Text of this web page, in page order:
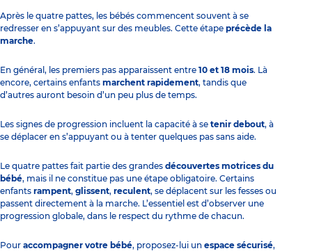
Après le quatre pattes, les bébés commencent souvent à se
redresser en s’appuyant sur des meubles. Cette étape précède la
marche.
En général, les premiers pas apparaissent entre 10 et 18 mois. Là
encore, certains enfants marchent rapidement, tandis que
d’autres auront besoin d’un peu plus de temps.
Les signes de progression incluent la capacité à se tenir debout, à
se déplacer en s’appuyant ou à tenter quelques pas sans aide.
Le quatre pattes fait partie des grandes découvertes motrices du
bébé, mais il ne constitue pas une étape obligatoire. Certains
enfants rampent, glissent, reculent, se déplacent sur les fesses ou
passent directement à la marche. L’essentiel est d’observer une
progression globale, dans le respect du rythme de chacun.
Pour accompagner votre bébé, proposez-lui un espace sécurisé,